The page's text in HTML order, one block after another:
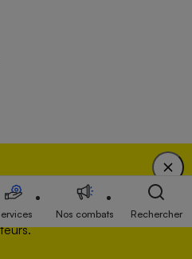
tout en soutenant
de l'Etat, des
syndicats, des producteurs et des
Nos combats Rechercher